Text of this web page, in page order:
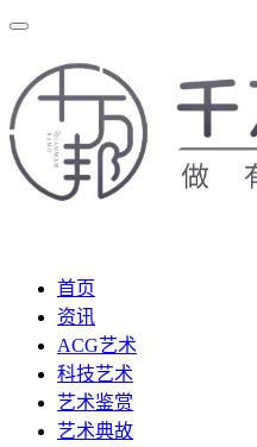
首页
资讯
ACG艺术
科技艺术
艺术鉴赏
艺术典故